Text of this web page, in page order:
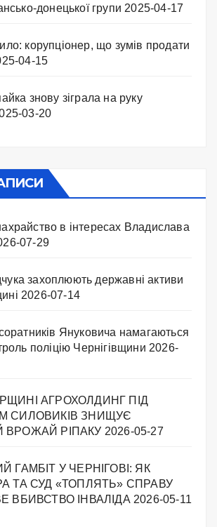
донецької групи 2025-04-17
корупціонер, що зумів продати
04-15
знову зіграла на руку
03-20
в інтересах Владислава
07-29
захоплюють державні активи
2026-07-14
Януковича намагаються
поліцію Чернігівщини 2026-
АГРОХОЛДИНГ ПІД
СИЛОВИКІВ ЗНИЩУЄ
РІПАКУ
2026-05-27
ГАМБІТ У ЧЕРНІГОВІ: ЯК
ТА СУД «ТОПЛЯТЬ» СПРАВУ
ВБИВСТВО ІНВАЛІДА 2026-05-11